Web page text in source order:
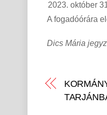
2023. október
A fogadóórára
Dics Mária